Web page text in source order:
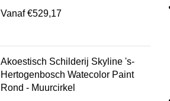
Vanaf€529,17
Akoestisch Schilderij Skyline 's-
Hertogenbosch Watecolor Paint
Rond - Muurcirkel